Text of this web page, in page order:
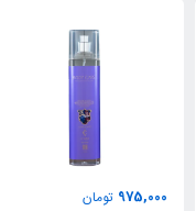
975,000 تومان